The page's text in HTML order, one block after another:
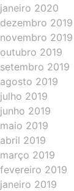
janeiro 2020
dezembro 2019
novembro 2019
outubro 2019
setembro 2019
agosto 2019
julho 2019
junho 2019
maio 2019
abril 2019
março 2019
fevereiro 2019
janeiro 2019